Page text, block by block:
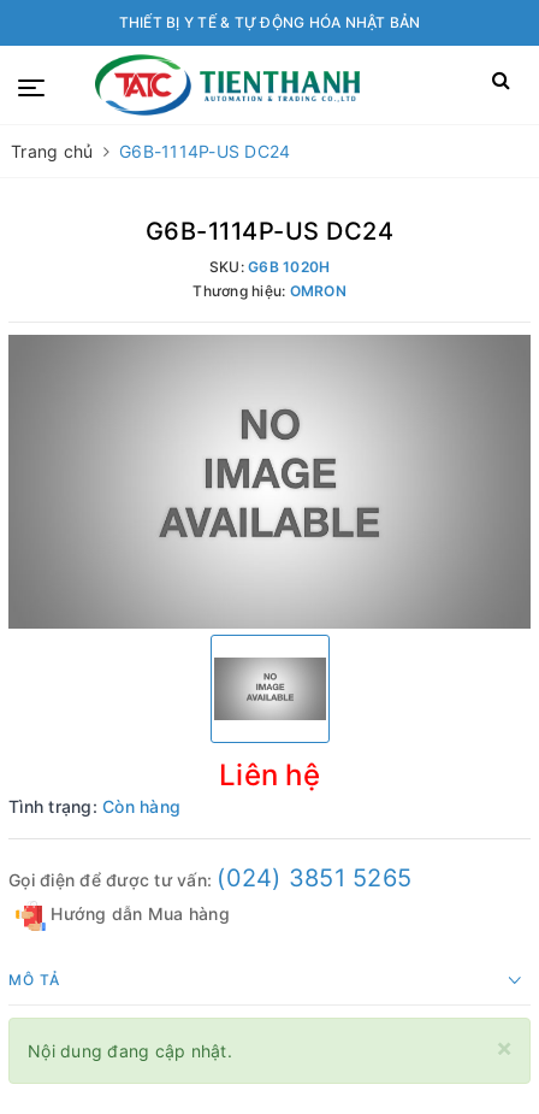
THIẾT BỊ Y TẾ & TỰ ĐỘNG HÓA NHẬT BẢN
Trang chủ G6B-1114P-US DC24
G6B-1114P-US DC24
SKU: G6B 1020H
Thương hiệu: OMRON
Liên hệ
Tình trạng: Còn hàng
Gọi điện để được tư vấn: (024) 3851 5265
Hướng dẫn Mua hàng
MÔ TẢ
×
Nội dung đang cập nhật.